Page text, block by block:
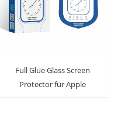
Full Glue Glass Screen
Protector für Apple